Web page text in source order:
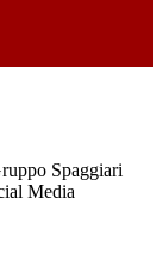
Spaggiari
Media